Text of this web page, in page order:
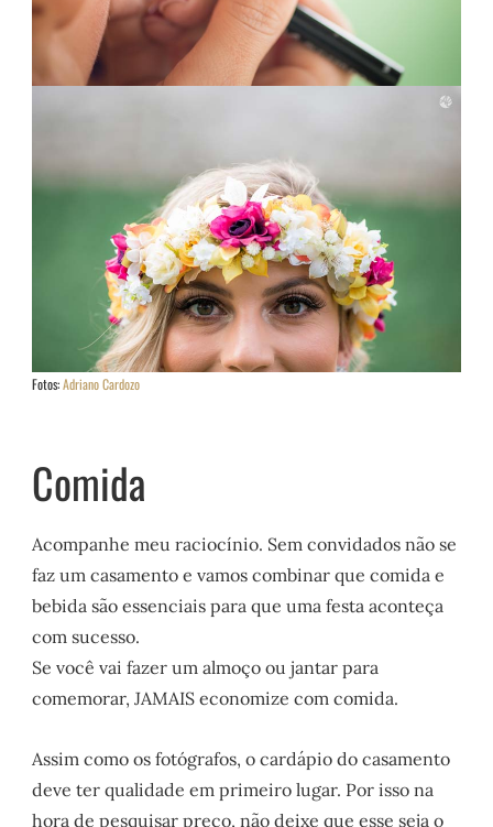
Fotos:Adriano Cardozo
Comida
Acompanhe meu raciocínio. Sem convidados não se
faz um casamento e vamos combinar que comida e
bebida são essenciais para que uma festa aconteça
com sucesso.
Se você vai fazer um almoço ou jantar para
comemorar, JAMAIS economize com comida.
Assim como os fotógrafos, o cardápio do casamento
deve ter qualidade em primeiro lugar. Por isso na
hora de pesquisar preço, não deixe que esse seja o